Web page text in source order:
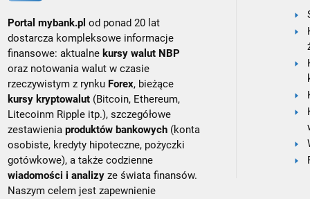
Portal mybank.pl od ponad 20 lat
dostarcza kompleksowe informacje
finansowe: aktualne kursy walut NBP
oraz notowania walut w czasie
rzeczywistym z rynku Forex, bieżące
kursy kryptowalut (Bitcoin, Ethereum,
Litecoinm Ripple itp.), szczegółowe
zestawieniaproduktów bankowych (konta
osobiste, kredyty hipoteczne, pożyczki
gotówkowe), a także codzienne
wiadomości i analizy ze świata finansów.
Naszym celem jest zapewnienie